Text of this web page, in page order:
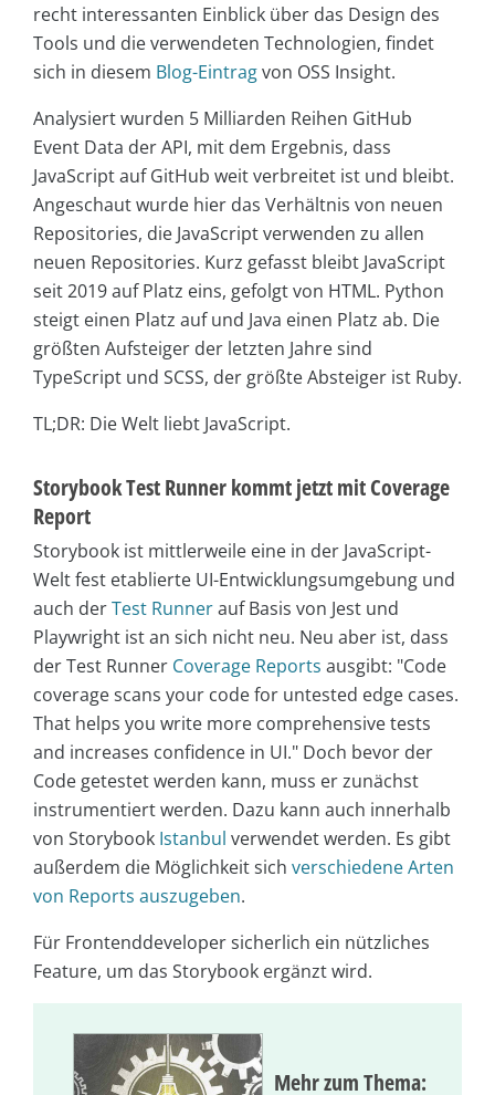
recht interessanten Einblick über das Design des
Tools und die verwendeten Technologien, findet
sich in diesem Blog-Eintragvon OSS Insight.
Analysiert wurden 5 Milliarden Reihen GitHub
Event Data der API, mit dem Ergebnis, dass
JavaScript auf GitHub weit verbreitet ist und bleibt.
Angeschaut wurde hier das Verhältnis von neuen
Repositories, die JavaScript verwenden zu allen
neuen Repositories. Kurz gefasst bleibt JavaScript
seit 2019 auf Platz eins, gefolgt von HTML. Python
steigt einen Platz auf und Java einen Platz ab. Die
größten Aufsteiger der letzten Jahre sind
TypeScript und SCSS, der größte Absteiger ist Ruby.
TL;DR: Die Welt liebt JavaScript.
Storybook Test Runner kommt jetzt mit Coverage
Report
Storybook ist mittlerweile eine in der JavaScript-
Welt fest etablierte UI-Entwicklungsumgebung und
auch derTest Runnerauf Basis von Jest und
Playwright ist an sich nicht neu. Neu aber ist, dass
der Test Runner Coverage Reports ausgibt: "Code
coverage scans your code for untested edge cases.
That helps you write more comprehensive tests
and increases confidence in UI." Doch bevor der
Code getestet werden kann, muss er zunächst
instrumentiert werden. Dazu kann auch innerhalb
von Storybook Istanbul verwendet werden. Es gibt
außerdem die Möglichkeit sich verschiedene Arten
von Reports auszugeben.
Für Frontenddeveloper sicherlich ein nützliches
Feature, um das Storybook ergänzt wird.
Mehr zum Thema: